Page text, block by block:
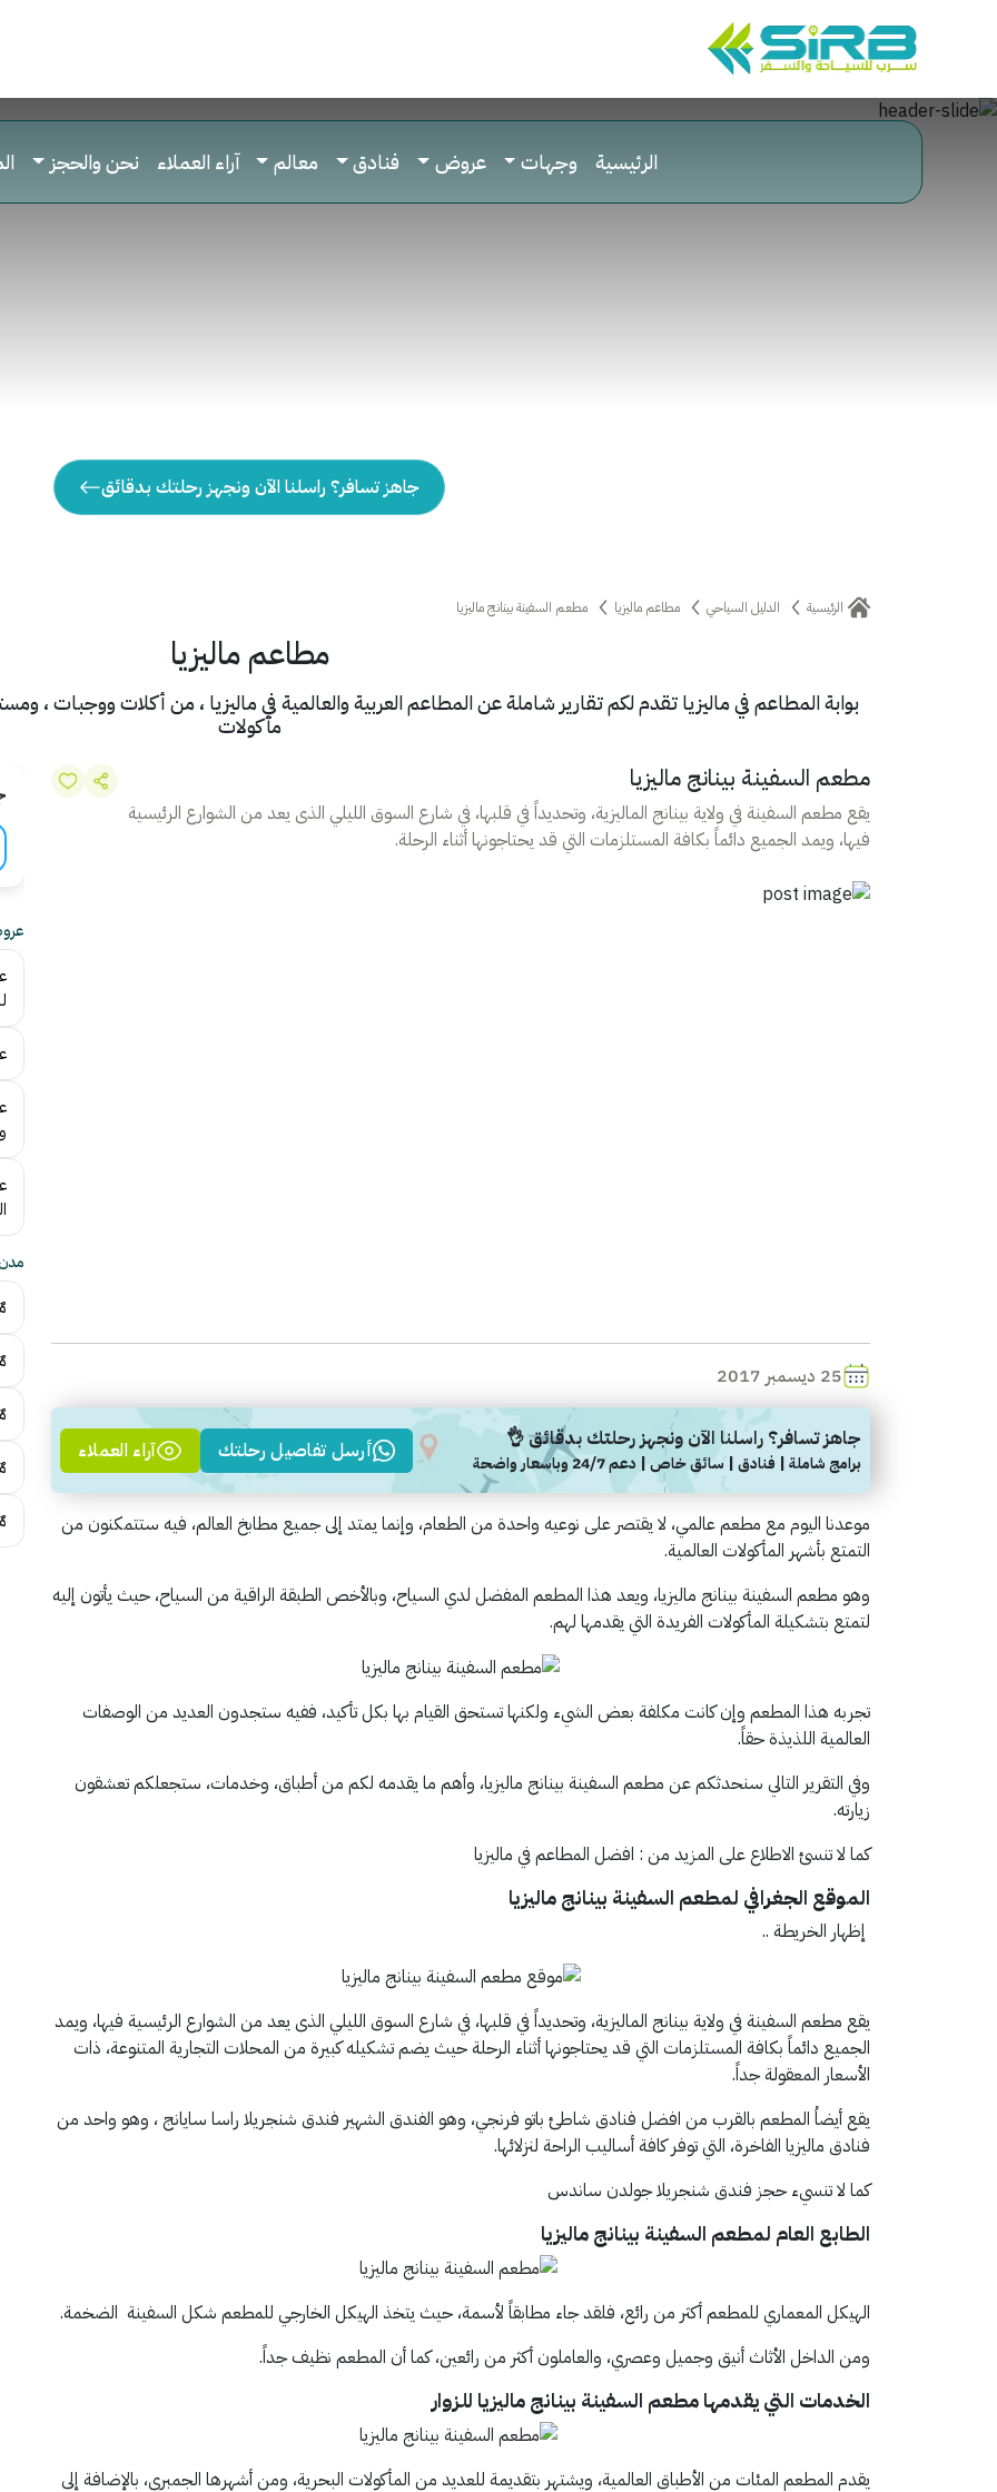
الرئيسية وجهات عروض فنادق معالم آراء العملاء نحن والحجز
جاهز تسافر؟ راسلنا الآن ونجهز رحلتك بدقائق
الرئيسية الدليل السياحي مطاعم ماليزيا مطعم السفينة بينانج ماليزيا
مطاعم ماليزيا
بوابة المطاعم في ماليزيا تقدم لكم تقارير شاملة عن المطاعم العربية والعالمية في ماليزيا ، من أكلات ووجبات
مأكولات
مطعم السفينة بينانج ماليزيا
يقع مطعم السفينة في ولاية بينانج الماليزية، وتحديداً في قلبها، في شارع السوق الليلي الذى يعد من الشوارع الرئيسية
فيها، ويمد الجميع دائماً بكافة المستلزمات التي قد يحتاجونها أثناء الرحلة.
25 ديسمبر 2017
جاهز تسافر؟ راسلنا الآن ونجهز رحلتك بدقائق 👌
برامج شاملة | فنادق | سائق خاص | دعم 24/7 وباسعار واضحة أرسل تفاصيل رحلتك آراء العملاء
موعدنا اليوم مع مطعم عالمي، لا يقتصر على نوعيه واحدة من الطعام، وإنما يمتد إلى جميع مطابخ العالم، فيه ستتمكنون من
التمتع بأشهر المأكولات العالمية.
وهو مطعم السفينة بينانج ماليزيا، ويعد هذا المطعم المفضل لدي السياح، وبالأخص الطبقة الراقية من السياح، حيث يأتون إليه
لتمتع بتشكيلة المأكولات الفريدة التي يقدمها لهم.
تجربه هذا المطعم وإن كانت مكلفة بعض الشيء ولكنها تستحق القيام بها بكل تأكيد، ففيه ستجدون العديد من الوصفات
العالمية اللذيذة حقاً.
وفي التقرير التالي سنحدثكم عن مطعم السفينة بينانج ماليزيا، وأهم ما يقدمه لكم من أطباق، وخدمات، ستجعلكم تعشقون
زيارته.
كما لا تنسئ الاطلاع على المزيد من : افضل المطاعم في ماليزيا
الموقع الجغرافي لمطعم السفينة بينانج ماليزيا
إظهار الخريطة ..
يقع مطعم السفينة في ولاية بينانج الماليزية، وتحديداً في قلبها، في شارع السوق الليلي الذى يعد من الشوارع الرئيسية فيها، ويمد
الجميع دائماً بكافة المستلزمات التي قد يحتاجونها أثناء الرحلة حيث يضم تشكيله كبيرة من المحلات التجارية المتنوعة، ذات
الأسعار المعقولة جداً.
يقع أيضاُ المطعم بالقرب من افضل فنادق شاطئ باتو فرنجي، وهو الفندق الشهير فندق شنجريلا راسا سايانج ، وهو واحد من
فنادق ماليزيا الفاخرة، التي توفر كافة أساليب الراحة لنزلائها.
كما لا تنسيء حجز فندق شنجريلا جولدن ساندس
الطابع العام لمطعم السفينة بينانج ماليزيا
الهيكل المعماري للمطعم أكثر من رائع، فلقد جاء مطابقاً لأسمة، حيث يتخذ الهيكل الخارجي للمطعم شكل السفينة الضخمة.
ومن الداخل الأثاث أنيق وجميل وعصري، والعاملون أكثر من رائعين، كما أن المطعم نظيف جداً.
الخدمات التي يقدمهامطعم السفينة بينانج ماليزيا للزوار
يقدم المطعم المئات من الأطباق العالمية، ويشتهر بتقديمة للعديد من المأكولات البحرية، ومن أشهرها الجمبري، بالإضافة إلى